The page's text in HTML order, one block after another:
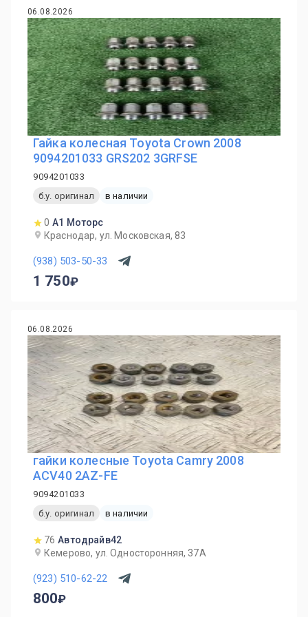
06.08.2026
Гайка колесная Toyota Crown 2008
9094201033 GRS202 3GRFSE
9094201033
б.у. оригинал
в наличии
0 А1 Моторс
Краснодар, ул. Московская, 83
(938) 503-50-33
1 750
06.08.2026
гайки колесные Toyota Camry 2008
ACV40 2AZ-FE
9094201033
б.у. оригинал
в наличии
76 Автодрайв42
Кемерово, ул. Односторонняя, 37А
(923) 510-62-22
800